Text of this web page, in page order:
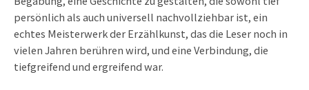
persönlich als auch universell nachvollziehbar ist, ein
echtes Meisterwerk der Erzählkunst, das die Leser noch in
vielen Jahren berühren wird, und eine Verbindung, die
tiefgreifend und ergreifend war.